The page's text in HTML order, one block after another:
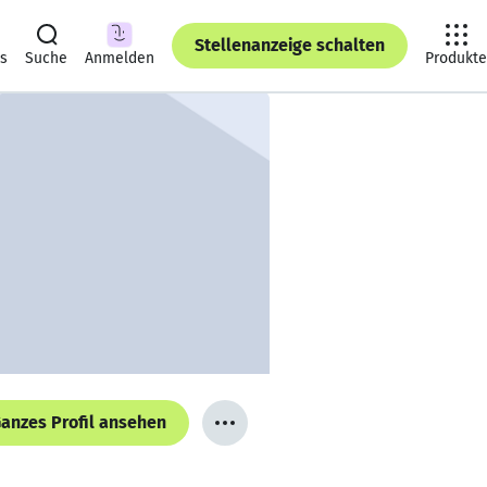
Suche Anmelden
Stellenanzeige schalten
Produkte
Profil ansehen